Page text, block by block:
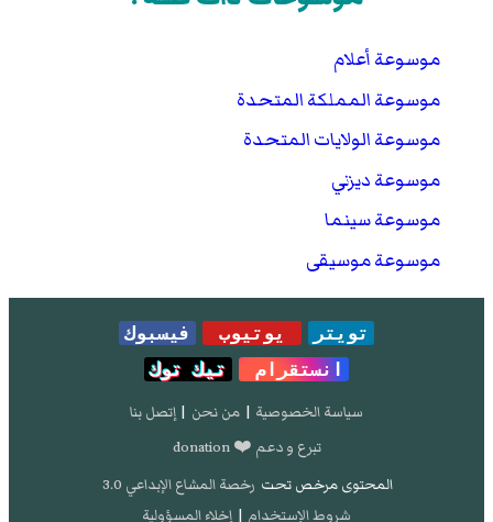
موسوعة أعلام
موسوعة المملكة المتحدة
موسوعة الولايات المتحدة
موسوعة ديزني
موسوعة سينما
موسوعة موسيقى
تويتر يوتيوب
فيسبوك
انستقرام
تيك توك
سياسة الخصوصية | من نحن | إتصل بنا
تبرع و دعم ❤️ donation
المحتوى مرخص تحت رخصة المشاع الإبداعي 3.0
شروط الإستخدام | إخلاء المسؤولية